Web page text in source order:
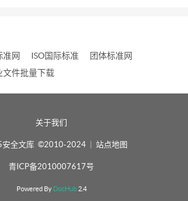
准网 ISO国际标准
团体标准网
文件批量下载
关于我们
安全文库 ©2010-2024 站点地图
青ICP备2010007617号
Powered By DocHub2.4